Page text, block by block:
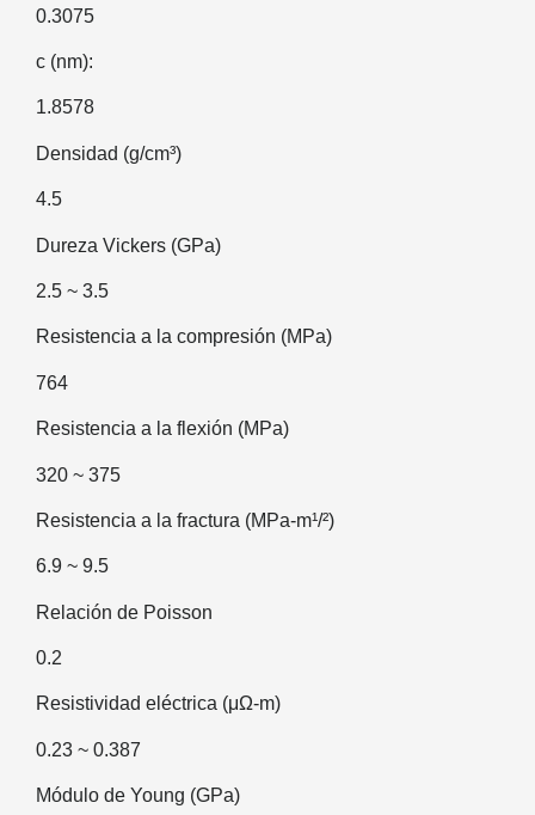
0.3075
c (nm):
1.8578
Densidad (g/cm³)
4.5
Dureza Vickers (GPa)
2.5 ~ 3.5
Resistencia a la compresión (MPa)
764
Resistencia a la flexión (MPa)
320 ~ 375
Resistencia a la fractura (MPa-m¹/²)
6.9 ~ 9.5
Relación de Poisson
0.2
Resistividad eléctrica (μΩ-m)
0.23 ~ 0.387
Módulo de Young (GPa)